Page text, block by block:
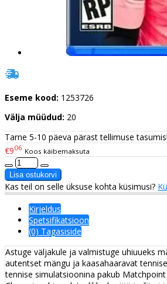
Eseme kood: 1253726
Välja müüdud: 20
Tarne 5-10 päeva pärast tellimuse
€906 Koos käibemaksuta
Kas teil on selle üksuse kohta küsimusi?
Kirjeldus
Spetsifikatsioon
(0) Tagasiside
Astuge väljakule ja valmistuge uhiuueks
autentset mängu ja kaasahaaravat
tennise simulatsioonina pakub